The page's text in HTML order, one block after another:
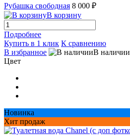
Рубашка свободная 8 000 ₽
В корзину
Подробнее
Купить в 1 клик К сравнению
В избранное
В наличии
Цвет
Новинка
Хит продаж